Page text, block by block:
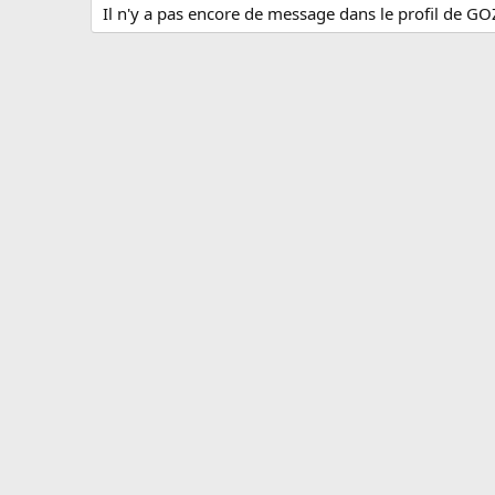
Il n'y a pas encore de message dans le profil de